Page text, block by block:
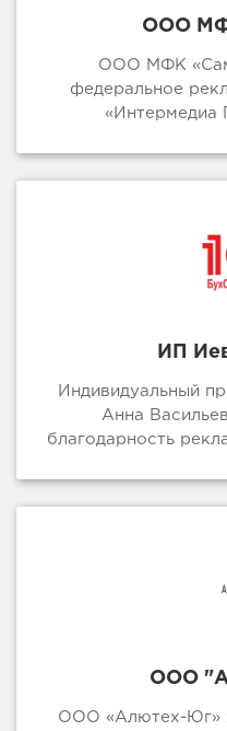
ООО
ООО МФК
федеральное
«Интермедиа
ИП
Индивидуальный
Анна
благодарность
ООО
ООО «Алютех-Юг»